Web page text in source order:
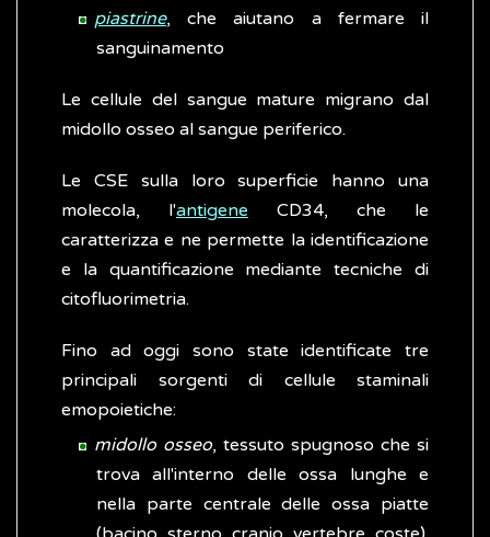
piastrine, che aiutano a fermare il
sanguinamento
Le cellule del sangue mature migrano dal
midollo osseo al sangue periferico.
Le CSE sulla loro superficie hanno una
molecola, l'antigene CD34, che le
caratterizza e ne permette la identificazione
e la quantificazione mediante tecniche di
citofluorimetria.
Fino ad oggi sono state identificate tre
principali sorgenti di cellule staminali
emopoietiche:
midollo osseo, tessuto spugnoso che si
trova all'interno delle ossa lunghe e
nella parte centrale delle ossa piatte